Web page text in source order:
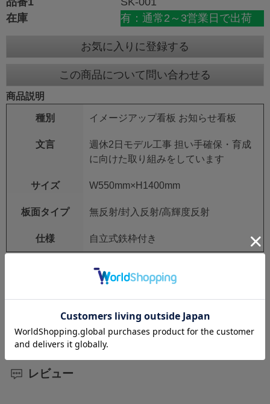
在庫
有：通常2～3営業日で出荷
お気に入りに登録する
この商品について問い合わせる
商品説明
種別 イメージアップ看板 お知らせ看板
文言
週休2日モデル工事 担い手確保・育成
に向けた取り組みをしています
サイズ W550mm×H1400mm
板面タイプ 無反射/封入反射/高輝度反射
仕様 自立式鉄枠付き
ご」上部の【看板_企業名】欄に入力をしてくださ
レビュー